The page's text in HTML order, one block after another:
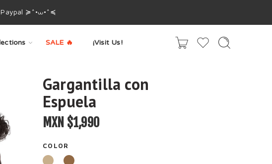
Paypal ≽^•⩊•^≼
SALE 🔥 ¡Visit Us!
Gargantilla con
Espuela
MXN $1,990
COLOR